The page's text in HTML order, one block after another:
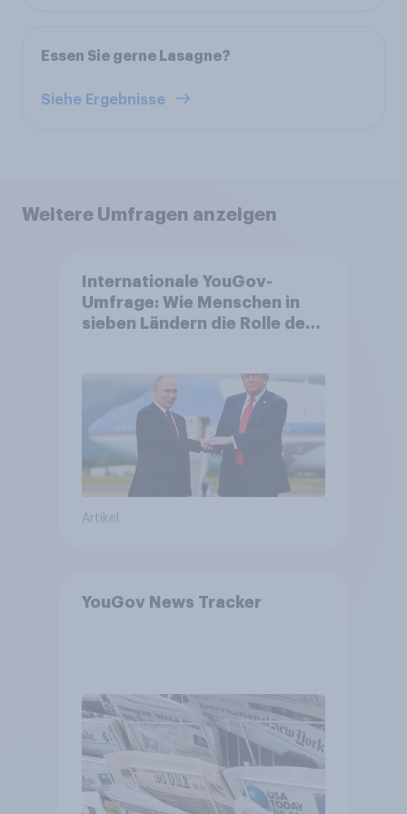
Essen Sie gerne Lasagne?
Siehe Ergebnisse
Weitere Umfragen anzeigen
Internationale YouGov-
Umfrage: Wie Menschen in
sieben Ländern die Rolle der
Bedrohungen und Bündnisse
bewerten
Artikel
YouGov News Tracker